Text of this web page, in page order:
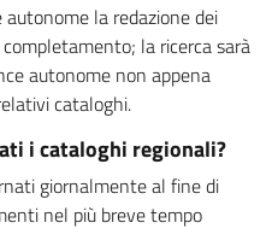
la redazione dei
la ricerca sarà
autonome non appena
cataloghi.
i cataloghi regionali?
giornalmente al fine di
nel più breve tempo